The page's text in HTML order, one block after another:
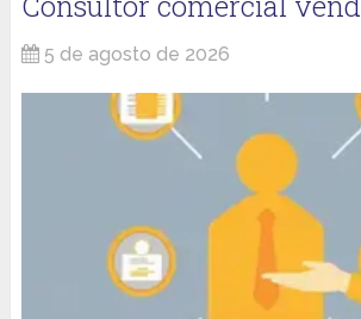
5 de agosto de 2026